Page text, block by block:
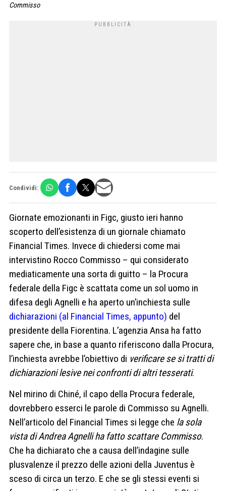
Commisso
Condividi:
Giornate emozionanti in Figc, giusto ieri hanno
scoperto dell’esistenza di un giornale chiamato
Financial Times. Invece di chiedersi come mai
intervistino Rocco Commisso – qui considerato
mediaticamente una sorta di guitto – la Procura
federale della Figc è scattata come un sol uomo in
difesa degli Agnelli e ha aperto un’inchiesta sulle
dichiarazioni (al Financial Times, appunto) del
presidente della Fiorentina. L’agenzia Ansa ha fatto
sapere che, in base a quanto riferiscono dalla Procura,
l’inchiesta avrebbe l’obiettivo di verificare se si tratti di
dichiarazioni lesive nei confronti di altri tesserati.
Nel mirino di Chiné, il capo della Procura federale,
dovrebbero esserci le parole di Commisso su Agnelli.
Nell’articolo del Financial Times si legge che la sola
vista di Andrea Agnelli ha fatto scattare Commisso.
Che ha dichiarato che a causa dell’indagine sulle
plusvalenze il prezzo delle azioni della Juventus è
sceso di circa un terzo. E che se gli stessi eventi si